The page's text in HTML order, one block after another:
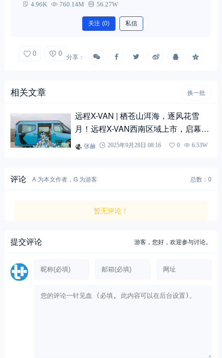
4.96K 760.14M 56.27W
关注 (0) 私信
0 0 分享：
相关文章 换一批
远程X-VAN | 栖苍山洱海，逐风花雪
月！远程X-VAN西南区域上市，启幕移
动生活新章
张赫 2025年9月28日 08:16 0 6.53W
评论 A 为本文作者，G 为游客 总数：0
暂无评论！
提交评论 游客，您好，欢迎参与讨论。